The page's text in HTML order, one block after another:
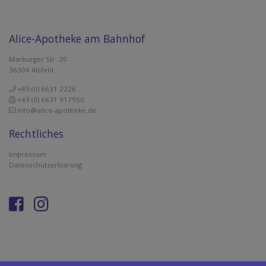
Alice-Apotheke am Bahnhof
Marburger Str. 20
36304 Alsfeld
+49 (0) 6631 2226
+49 (0) 6631 917950
info@alice-apotheke.de
Rechtliches
Impressum
Datenschutzerklärung